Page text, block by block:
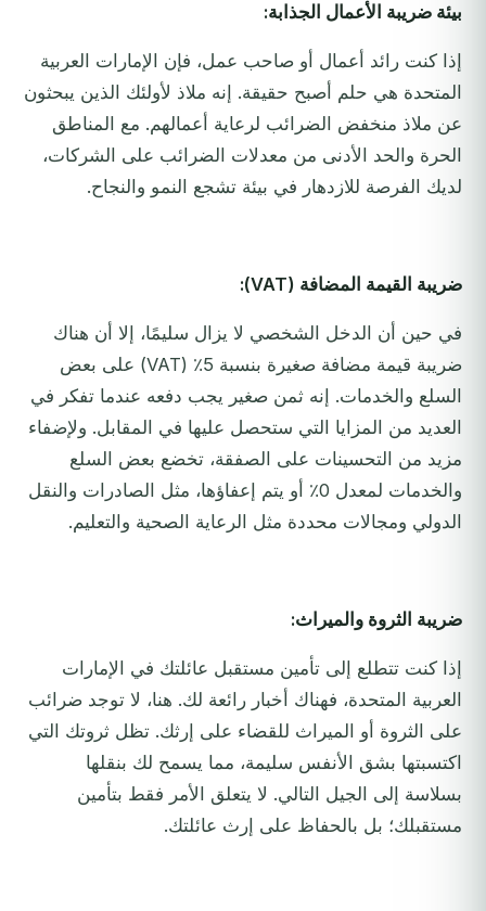
بيئة ضريبة الأعمال الجذابة:
إذا كنت رائد أعمال أو صاحب عمل، فإن الإمارات العربية
المتحدة هي حلم أصبح حقيقة. إنه ملاذ لأولئك الذين يبحثون
عن ملاذ منخفض الضرائب لرعاية أعمالهم. مع المناطق
الحرة والحد الأدنى من معدلات الضرائب على الشركات،
لديك الفرصة للازدهار في بيئة تشجع النمو والنجاح.
ضريبة القيمة المضافة (VAT):
في حين أن الدخل الشخصي لا يزال سليمًا، إلا أن هناك
ضريبة قيمة مضافة صغيرة بنسبة 5٪ (VAT) على بعض
السلع والخدمات. إنه ثمن صغير يجب دفعه عندما تفكر في
العديد من المزايا التي ستحصل عليها في المقابل. ولإضفاء
مزيد من التحسينات على الصفقة، تخضع بعض السلع
والخدمات لمعدل 0٪ أو يتم إعفاؤها، مثل الصادرات والنقل
الدولي ومجالات محددة مثل الرعاية الصحية والتعليم.
ضريبة الثروة والميراث:
إذا كنت تتطلع إلى تأمين مستقبل عائلتك في الإمارات
العربية المتحدة، فهناك أخبار رائعة لك. هنا، لا توجد ضرائب
على الثروة أو الميراث للقضاء على إرثك. تظل ثروتك التي
اكتسبتها بشق الأنفس سليمة، مما يسمح لك بنقلها
بسلاسة إلى الجيل التالي. لا يتعلق الأمر فقط بتأمين
مستقبلك؛ بل بالحفاظ على إرث عائلتك.